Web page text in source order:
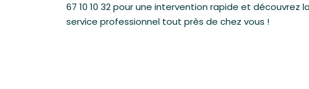
67 10 10 32pour une intervention rapide et découvrez
service professionnel tout près de chez vous !